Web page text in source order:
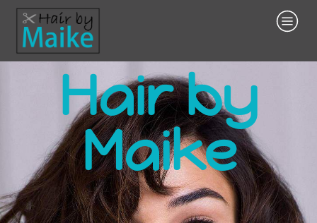
Hair by
Maike